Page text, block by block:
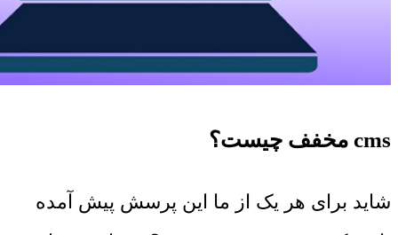
cms مخفف چیست؟
شاید برای هر یک از ما این پرسش پیش آمده